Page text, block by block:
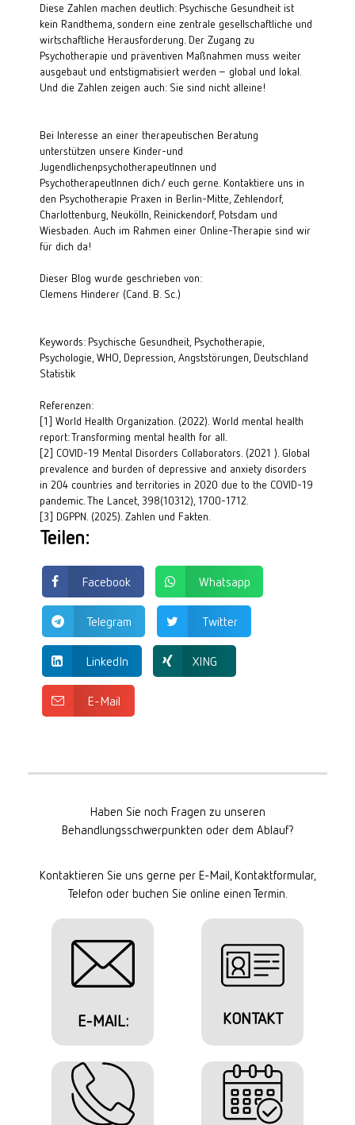
Diese Zahlen machen deutlich: Psychische Gesundheit ist
kein Randthema, sondern eine zentrale gesellschaftliche und
wirtschaftliche Herausforderung. Der Zugang zu
Psychotherapie und präventiven Maßnahmen muss weiter
ausgebaut und entstigmatisiert werden – global und lokal.
Und die Zahlen zeigen auch: Sie sind nicht alleine!
Bei Interesse an einer therapeutischen Beratung
unterstützen unsere Kinder-und
JugendlichenpsychotherapeutInnen und
PsychotherapeutInnen dich/ euch gerne. Kontaktiere uns in
den Psychotherapie Praxen in Berlin-Mitte Zehlendorf,
Charlottenburg Neukölln Reinickendorf, Potsdam und
Wiesbaden . Auch im Rahmen einer Online-Therapie sind wir
für dich da!
Dieser Blog wurde geschrieben von:
Clemens Hinderer (Cand. B. Sc.)
Keywords: Psychische Gesundheit, Psychotherapie,
Psychologie, WHO, Depression, Angststörungen, Deutschland
Statistik
Referenzen:
[1] World Health Organization. (2022). World mental health
report: Transforming mental health for all.
[2] COVID-19 Mental Disorders Collaborators. (2021 ). Global
prevalence and burden of depressive and anxiety disorders
in 204 countries and territories in 2020 due to the COVID-19
pandemic. The Lancet, 398(10312), 1700-1712.
[3] DGPPN. (2025). Zahlen und Fakten.
Teilen:
Facebook Whatsapp
Telegram Twitter
LinkedIn XING
E-Mail
Haben Sie noch Fragen zu unseren
Behandlungsschwerpunkten oder dem Ablauf?
Kontaktieren Sie uns gerne per E-Mail, Kontaktformular,
Telefon oder buchen Sie online einen Termin.
E-MAIL: KONTAKT